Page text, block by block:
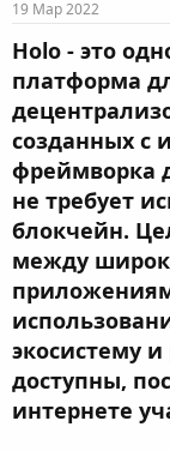
м
а
19 Мар 2022
Holo - это
платформа
созданных с
фреймворка
не требует
блокчейн.
между
экосистему
доступны,
интернете